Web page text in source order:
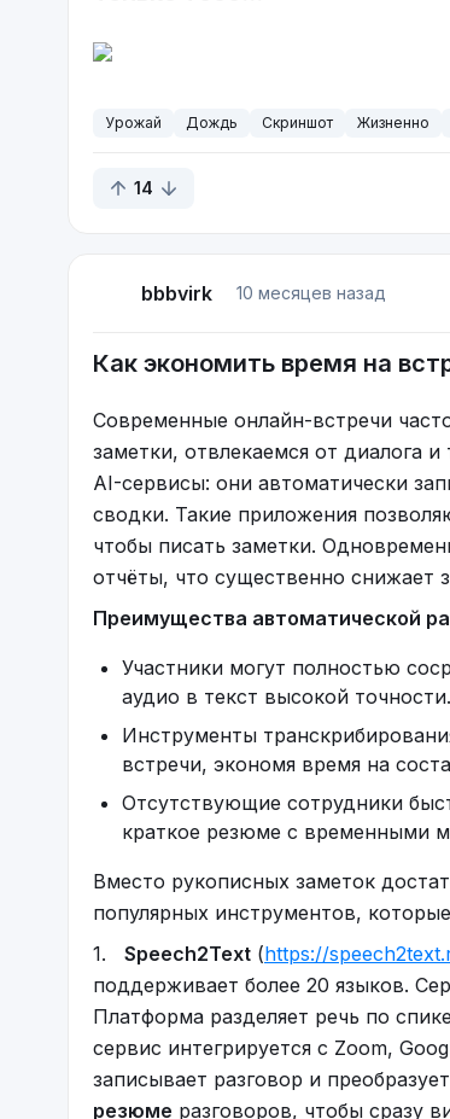
Один читатель предлагает
ассортименте: из желудей,
напиток. Сами по себе эти
заменить кофе они не способны,
Появление столь безумных
да ещё и наступившей внезапно,
рассуждать. Именно поэтому
любой обстановке следует
настолько серьёзная, как её видит
А вот моя статья про известного
бизнес-империю:
Ингвар Кампрад: священный
Урожай Дождь Скриншот Жизненно
14
bbbvirk 10 месяцев назад
Как экономить время на
Современные онлайн-встречи
заметки, отвлекаемся от диалога
AI-сервисы: они автоматически
сводки. Такие приложения
чтобы писать заметки.
отчёты, что существенно снижает
Преимущества автоматической
Участники могут полностью
аудио в текст высокой точности.
Инструменты
встречи, экономя время на
Отсутствующие сотрудники
краткое резюме с временными
Вместо рукописных заметок
популярных инструментов,
1. Speech2Text (https://
поддерживает более 20 языков.
Платформа разделяет речь по
сервис интегрируется с Zoom,
записывает разговор и
резюме разговоров, чтобы сразу